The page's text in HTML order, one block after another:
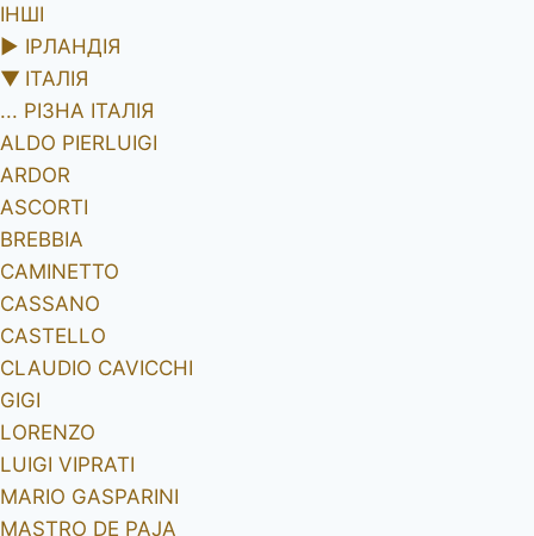
ІНШІ
► ІРЛАНДІЯ
▼ ІТАЛІЯ
... РІЗНА ІТАЛІЯ
ALDO PIERLUIGI
ARDOR
ASCORTI
BREBBIA
CAMINETTO
CASSANO
CASTELLO
CLAUDIO CAVICCHI
GIGI
LORENZO
LUIGI VIPRATI
MARIO GASPARINI
MASTRO DE PAJA